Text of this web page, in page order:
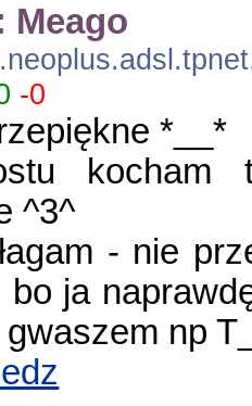
Meago
-0
*__*
kocham
^3^
- nie
bo ja
np